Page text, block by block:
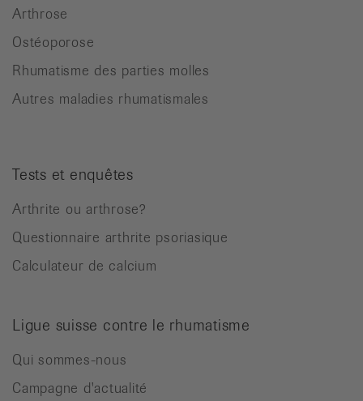
Arthrose
Ostéoporose
Rhumatisme des parties molles
Autres maladies rhumatismales
Tests et enquêtes
Arthrite ou arthrose?
Questionnaire arthrite psoriasique
Calculateur de calcium
Ligue suisse contre le rhumatisme
Qui sommes-nous
Campagne d'actualité